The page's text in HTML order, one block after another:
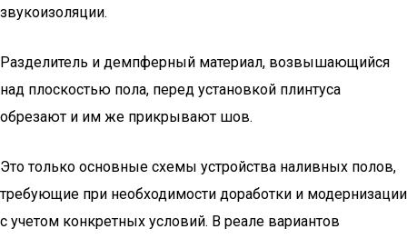
звукоизоляции.
Разделитель и демпферный материал, возвышающийся
над плоскостью пола, перед установкой плинтуса
обрезают и им же прикрывают шов.
Это только основные схемы устройства наливных полов,
требующие при необходимости доработки и модернизации
с учетом конкретных условий. В реале вариантов